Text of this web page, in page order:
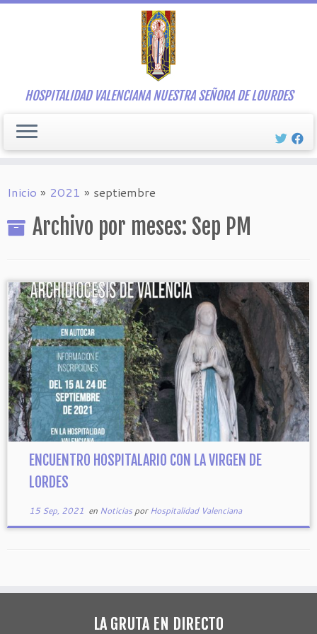
Saltar
HOSPITALIDAD VALENCIANA NUESTRA SEÑORA DE LOURDES
Inicio » 2021 » septiembre
Archivo por meses: Sep PM
ENCUENTRO HOSPITALARIO CON LA VIRGEN DE
LORDES
15 Sep, 2021 en Noticias por Hospitalidad Valenciana
LA GRUTA EN DIRECTO